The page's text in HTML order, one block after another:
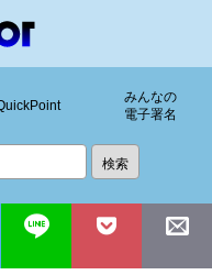
みんなの
電子署名